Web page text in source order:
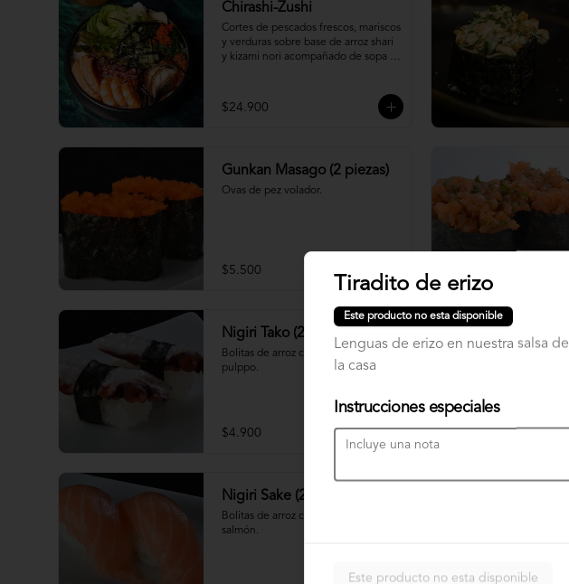
Chirashi-Zushi
Cortes de pescados frescos, mariscos
y verduras sobre base de arroz shari
y kizami nori acompañado de sopa
$24.900
Gunkan Masago (2 piezas)
Ovas de pez volador.
$5.500
Nigiri Tako (2 piezas)
Bolitas de arroz cubiertas por
pulppo.
$4.900
Nigiri Sake (2 piezas)
Bolitas de arroz cubiertas por
salmón.
Tiradito de erizo
Este producto no esta disponible
Lenguas de erizo en nuestra salsa de
la casa
Instrucciones especiales
Este producto no esta disponible